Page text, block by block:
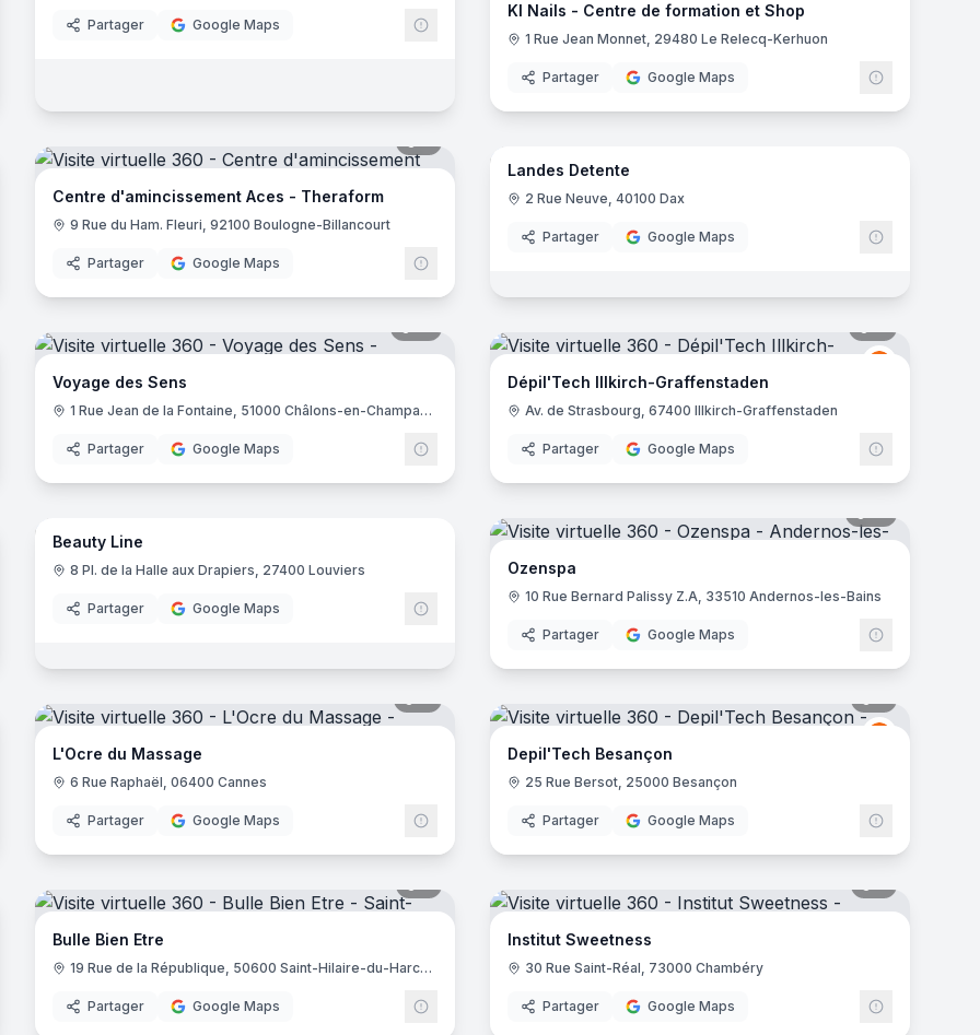
Partager Google Maps
KI Nails - Centre de formation et Shop
1 Rue Jean Monnet, 29480 Le Relecq-Kerhuon
Partager Google Maps
Centre d'amincissement Aces - Theraform
9 Rue du Ham. Fleuri, 92100 Boulogne-Billancourt
Partager Google Maps
6panoramas
Landes Detente
2 Rue Neuve, 40100 Dax
Partager Google Maps
Voyage des Sens
1 Rue Jean de la Fontaine, 51000 Châlons-en-Champagne
Partager Google Maps
Depil Tech
Dépil'Tech Illkirch-Graffenstaden
Av. de Strasbourg, 67400 Illkirch-Graffenstaden
Partager Google Maps
15panoramas
Beauty Line
8 Pl. de la Halle aux Drapiers, 27400 Louviers
Partager Google Maps
Ozenspa
10 Rue Bernard Palissy Z.A, 33510 Andernos-les-Bains
Partager Google Maps
L'Ocre du Massage
6 Rue Raphaël, 06400 Cannes
Partager Google Maps
Depil Tech
Depil'Tech Besançon
25 Rue Bersot, 25000 Besançon
Partager Google Maps
Bulle Bien Etre
19 Rue de la République, 50600 Saint-Hilaire-du-Harcouët
Partager Google Maps
Institut Sweetness
30 Rue Saint-Réal, 73000 Chambéry
Partager Google Maps